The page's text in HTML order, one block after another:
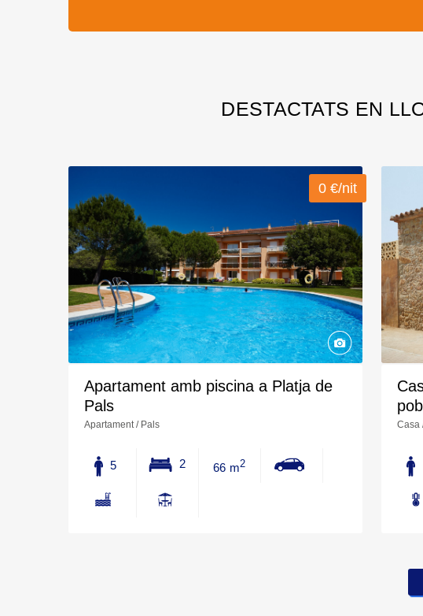
DESTACTATS EN
0 €/nit
Apartament amb piscina a Platja de
Pals
Apartament / Pals
5 2 66 m2
Casa